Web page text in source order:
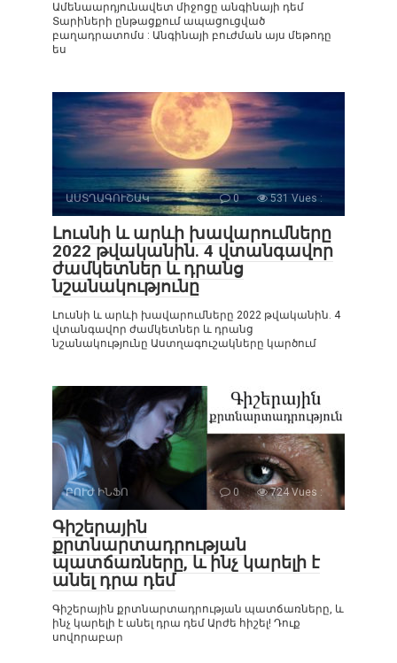
Ամենաարդյունավետ միջոցը անգինայի դեմ
Տարիների ընթացքում ապացուցված
բաղադրատոմս : Անգինայի բուժման այս մեթոդը
ես
ԱՍՏՂԱԳՈՒՇԱԿ 0 531 Vues :
Լուսնի և արևի խավարումները
2022 թվականին. 4 վտանգավոր
ժամկետներ և դրանց
նշանակությունը
Լուսնի և արևի խավարումները 2022 թվականին. 4
վտանգավոր ժամկետներ և դրանց
նշանակությունը Աստղագուշակները կարծում
ԲՈՒԺ ԻՆՖՈ 0 724 Vues :
Գիշերային
քրտնարտադրության
պատճառները, և ինչ կարելի է
անել դրա դեմ
Գիշերային քրտնարտադրության պատճառները, և
ինչ կարելի է անել դրա դեմ Արժե հիշել! Դուք
սովորաբար